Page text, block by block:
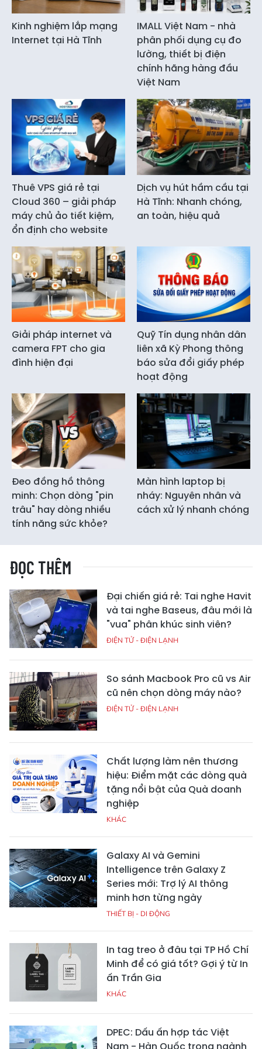
Kinh nghiệm lắp mạng
Internet tại Hà Tĩnh
IMALL Việt Nam - nhà
phân phối dụng cụ đo
lường, thiết bị điện
chính hãng hàng đầu
Việt Nam
Thuê VPS giá rẻ tại
Cloud 360 – giải pháp
máy chủ ảo tiết kiệm,
ổn định cho website
Dịch vụ hút hầm cầu tại
Hà Tĩnh: Nhanh chóng,
an toàn, hiệu quả
Giải pháp internet và
camera FPT cho gia
đình hiện đại
Quỹ Tín dụng nhân dân
liên xã Kỳ Phong thông
báo sửa đổi giấy phép
hoạt động
Đeo đồng hồ thông
minh: Chọn dòng "pin
trâu" hay dòng nhiều
tính năng sức khỏe?
Màn hình laptop bị
nháy: Nguyên nhân và
cách xử lý nhanh chóng
ĐỌC THÊM
Đại chiến giá rẻ: Tai nghe Havit
và tai nghe Baseus, đâu mới là
"vua" phân khúc sinh viên?
ĐIỆN TỬ - ĐIỆN LẠNH
So sánh Macbook Pro cũ vs Air
cũ nên chọn dòng máy nào?
ĐIỆN TỬ - ĐIỆN LẠNH
Chất lượng làm nên thương
hiệu: Điểm mặt các dòng quà
tặng nổi bật của Quà doanh
nghiệp
KHÁC
Galaxy AI và Gemini
Intelligence trên Galaxy Z
Series mới: Trợ lý AI thông
minh hơn từng ngày
THIẾT BỊ - DI ĐỘNG
In tag treo ở đâu tại TP Hồ Chí
Minh để có giá tốt? Gợi ý từ In
ấn Trần Gia
KHÁC
DPEC: Dấu ấn hợp tác Việt